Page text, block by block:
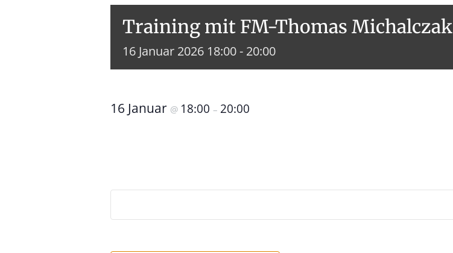
Training mit FM-Thomas Michalczak
16 Januar 2026 18:00 - 20:00
16 Januar @ 18:00 – 20:00